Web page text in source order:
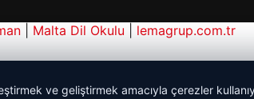
ve geliştirmek amacıyla çerezler
Malta Dil Okulu
lemagrup.com.tr